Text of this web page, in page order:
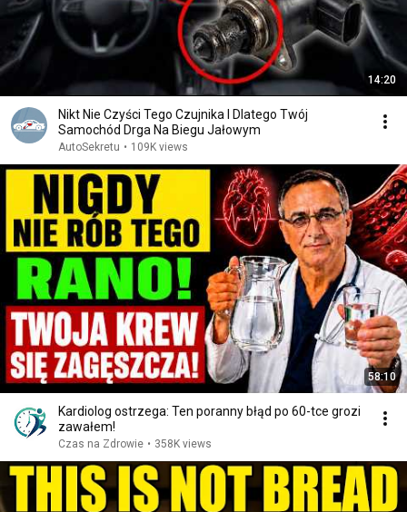
14:20
Nikt Nie Czyści Tego Czujnika I Dlatego Twój
Samochód Drga Na Biegu Jałowym
AutoSekretu • 109K views
58:10
Kardiolog ostrzega: Ten poranny błąd po 60-tce grozi
zawałem!
Czas na Zdrowie • 358K views